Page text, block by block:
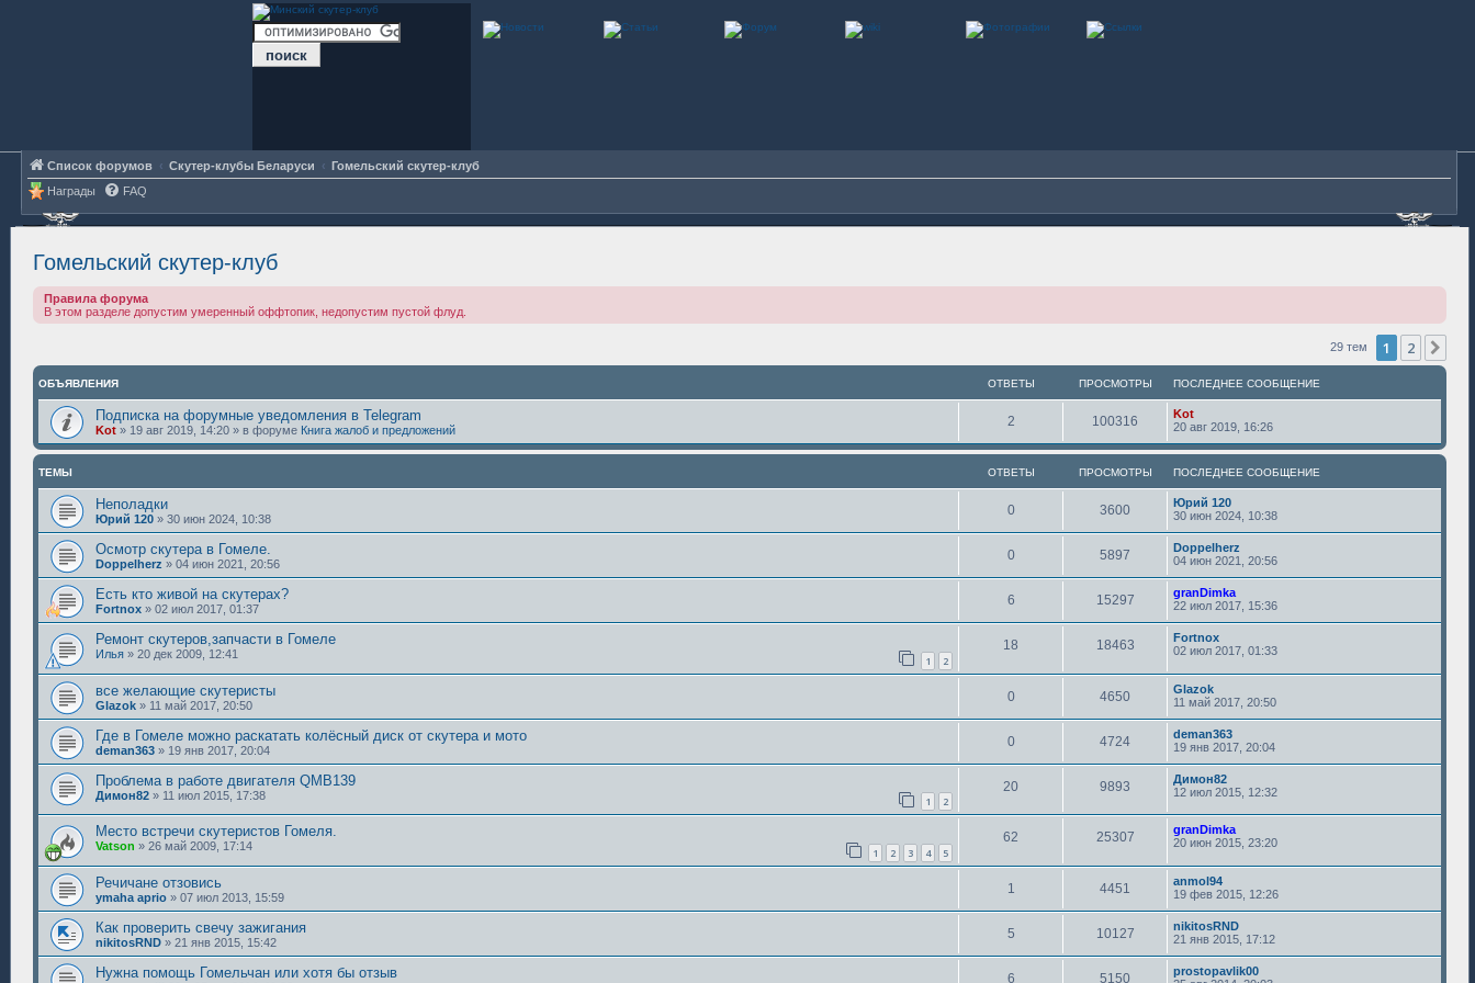
Список форумов Скутер-клубы Беларуси
Гомельский скутер-клуб
Награды
FAQ
Гомельский скутер-клуб
Правила форума
В этом разделе допустим умеренный оффтопик, недопустим пустой флуд.
29 тем 1 2
ОБЪЯВЛЕНИЯ ОТВЕТЫ ПРОСМОТРЫ ПОСЛЕДНЕЕ СООБЩЕНИЕ
Подписка на форумные уведомления в Telegram
Kot » 19 авг 2019, 14:20 » в форуме Книга жалоб и предложений
2 100316
Kot
20 авг 2019, 16:26
ТЕМЫ ОТВЕТЫ ПРОСМОТРЫ ПОСЛЕДНЕЕ СООБЩЕНИЕ
Неполадки
Юрий 120 » 30 июн 2024, 10:38
0 3600
Юрий 120
30 июн 2024, 10:38
Осмотр скутера в Гомеле.
Doppelherz » 04 июн 2021, 20:56
0 5897
Doppelherz
04 июн 2021, 20:56
Есть кто живой на скутерах?
Fortnox » 02 июл 2017, 01:37
6 15297
granDimka
22 июл 2017, 15:36
Ремонт скутеров,запчасти в Гомеле
Илья » 20 дек 2009, 12:41 1 2
18 18463
Fortnox
02 июл 2017, 01:33
все желающие скутеристы
Glazok » 11 май 2017, 20:50
0 4650
Glazok
11 май 2017, 20:50
Где в Гомеле можно раскатать колёсный диск от скутера и мото
deman363 » 19 янв 2017, 20:04
0 4724
deman363
19 янв 2017, 20:04
Проблема в работе двигателя QMB139
Димон82 » 11 июл 2015, 17:38 1 2
20 9893
Димон82
12 июл 2015, 12:32
Место встречи скутеристов Гомеля.
Vatson » 26 май 2009, 17:14 1 2 3 4 5
62 25307
granDimka
20 июн 2015, 23:20
Речичане отзовись
ymaha aprio » 07 июл 2013, 15:59
1 4451
anmol94
19 фев 2015, 12:26
Как проверить свечу зажигания
nikitosRND » 21 янв 2015, 15:42
5 10127
nikitosRND
21 янв 2015, 17:12
Нужна помощь Гомельчан или хотя бы отзыв 6 5150
prostopavlik00